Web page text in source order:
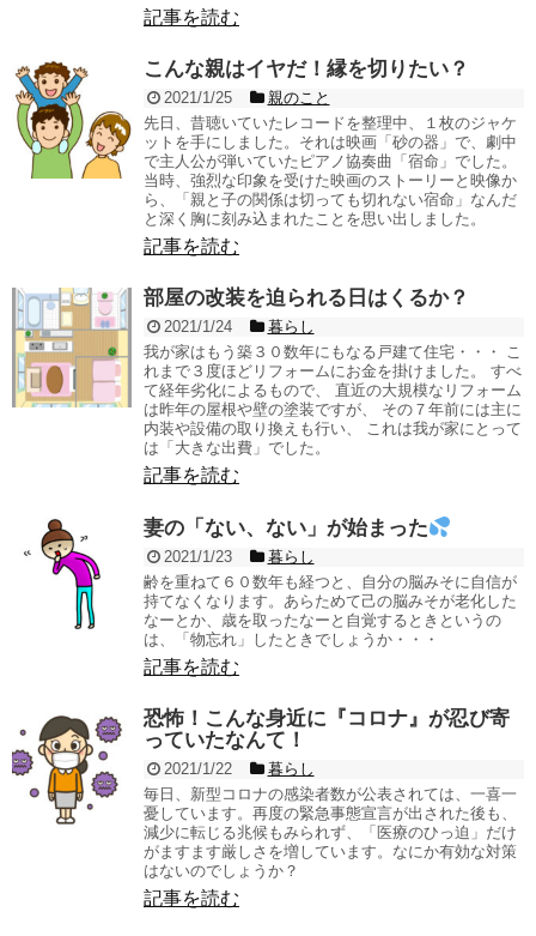
記事を読む
こんな親はイヤだ！縁を切りたい？
2021/1/25
親のこと
先日、昔聴いていたレコードを整理中、１枚のジャケ
ットを手にしました。それは映画「砂の器」で、劇中
で主人公が弾いていたピアノ協奏曲「宿命」でした。
当時、強烈な印象を受けた映画のストーリーと映像か
ら、「親と子の関係は切っても切れない宿命」なんだ
と深く胸に刻み込まれたことを思い出しました。
記事を読む
部屋の改装を迫られる日はくるか？
2021/1/24
暮らし
我が家はもう築３０数年にもなる戸建て住宅・・・ こ
れまで３度ほどリフォームにお金を掛けました。 すべ
て経年劣化によるもので、 直近の大規模なリフォーム
は昨年の屋根や壁の塗装ですが、 その７年前には主に
内装や設備の取り換えも行い、 これは我が家にとって
は「大きな出費」でした。
記事を読む
妻の「ない、ない」が始まった
2021/1/23
暮らし
齢を重ねて６０数年も経つと、自分の脳みそに自信が
持てなくなります。あらためて己の脳みそが老化した
なーとか、歳を取ったなーと自覚するときというの
は、「物忘れ」したときでしょうか・・・
記事を読む
恐怖！こんな身近に『コロナ』が忍び寄
っていたなんて！
2021/1/22
暮らし
毎日、新型コロナの感染者数が公表されては、一喜一
憂しています。再度の緊急事態宣言が出された後も、
減少に転じる兆候もみられず、「医療のひっ迫」だけ
がますます厳しさを増しています。なにか有効な対策
はないのでしょうか？
記事を読む